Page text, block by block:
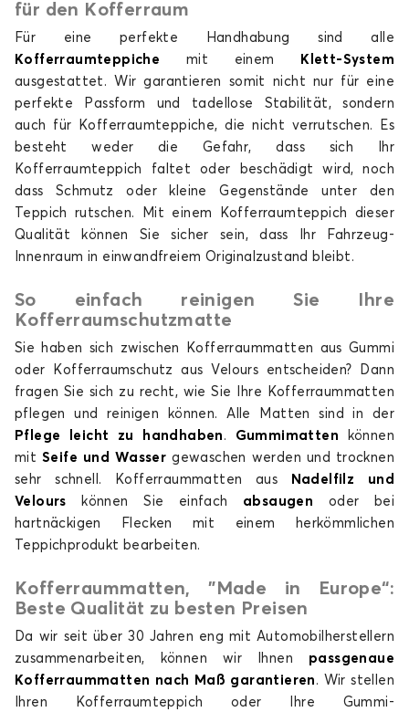
für den Kofferraum
Für eine perfekte Handhabung sind alle
Kofferraumteppiche mit einem
Klett-System
ausgestattet. Wir garantieren somit nicht nur für eine
perfekte Passform und tadellose Stabilität, sondern
auch für Kofferraumteppiche, die nicht verrutschen. Es
besteht weder die Gefahr, dass sich Ihr
Kofferraumteppich faltet oder beschädigt wird, noch
dass Schmutz oder kleine Gegenstände unter den
Teppich rutschen. Mit einem Kofferraumteppich dieser
Qualität können Sie sicher sein, dass Ihr Fahrzeug-
Innenraum in einwandfreiem Originalzustand bleibt.
So einfach reinigen Sie Ihre
Kofferraumschutzmatte
Sie haben sich zwischen Kofferraummatten aus Gummi
oder Kofferraumschutz aus Velours entscheiden? Dann
fragen Sie sich zu recht, wie Sie Ihre Kofferraummatten
pflegen und reinigen können.
Alle Matten sind in der
Pflege leicht zu handhaben . Gummimatten können
mitSeife und Wasser gewaschen werden und trocknen
sehr schnell. Kofferraummatten aus
Nadelfilz und
Velours können Sie einfach absaugen oder bei
hartnäckigen Flecken mit einem herkömmlichen
Teppichprodukt bearbeiten.
Kofferraummatten, "Made in Europe“:
Beste Qualität zu besten Preisen
Da wir seit über 30 Jahren eng mit Automobilherstellern
zusammenarbeiten, können wir Ihnen passgenaue
Kofferraummatten nach Maß garantieren . Wir stellen
Ihren Kofferraumteppich oder Ihre Gummi-